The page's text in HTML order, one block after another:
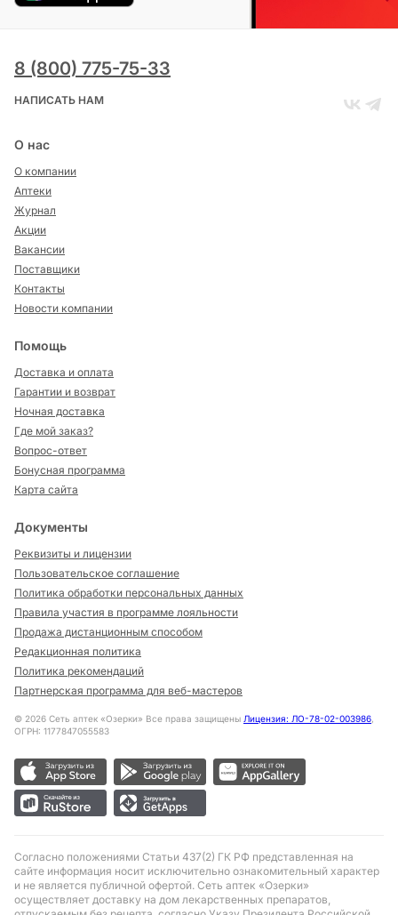
8 (800) 775-75-33
НАПИСАТЬ НАМ
О нас
О компании
Аптеки
Журнал
Акции
Вакансии
Поставщики
Контакты
Новости компании
Помощь
Доставка и оплата
Гарантии и возврат
Ночная доставка
Где мой заказ?
Вопрос-ответ
Бонусная программа
Карта сайта
Документы
Реквизиты и лицензии
Пользовательское соглашение
Политика обработки персональных данных
Правила участия в программе лояльности
Продажа дистанционным способом
Редакционная политика
Политика рекомендаций
Партнерская программа для веб-мастеров
© 2026 Сеть аптек «Озерки» Все права защищены Лицензия: ЛО-78-02-003986,
ОГРН: 1177847055583
Согласно положениями Статьи 437(2) ГК РФ представленная на
сайте информация носит исключительно ознакомительный характер
и не является публичной офертой. Сеть аптек «Озерки»
осуществляет доставку на дом лекарственных препаратов,